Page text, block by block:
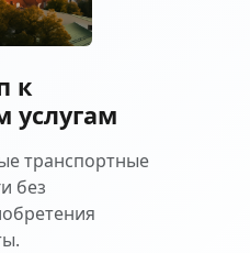
к
услугам
транспортные
без